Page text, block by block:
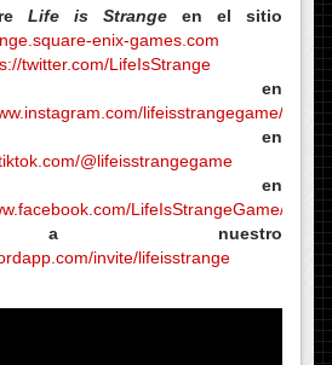
Life is Strange en el sitio
enix-games.com
twitter.com/LifeIsStrange
en
lifeisstrangegame/
en
@lifeisstrangegame
en
LifeIsStrangeGame/
a nuestro
invite/lifeisstrange